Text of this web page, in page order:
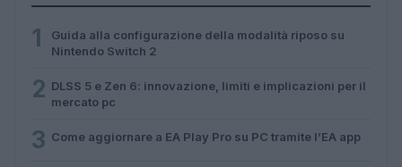
1
Guida alla configurazione della modalità riposo su
Nintendo Switch 2
2 DLSS 5 e Zen 6: innovazione, limiti e implicazioni per il
mercato pc
3 Come aggiornare a EA Play Pro su PC tramite l’EA app